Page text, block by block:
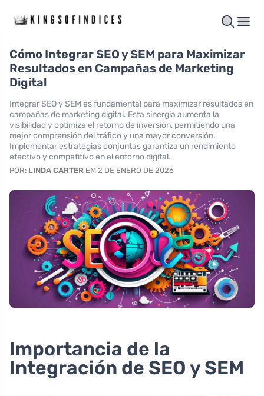
Cómo Integrar SEO y SEM para Maximizar
Resultados en Campañas de Marketing
Digital
Integrar SEO y SEM es fundamental para maximizar resultados en
campañas de marketing digital. Esta sinergia aumenta la
visibilidad y optimiza el retorno de inversión, permitiendo una
mejor comprensión del tráfico y una mayor conversión.
Implementar estrategias conjuntas garantiza un rendimiento
efectivo y competitivo en el entorno digital.
POR: LINDA CARTER EM 2 DE ENERO DE 2026
Importancia de la
Integración de SEO y SEM